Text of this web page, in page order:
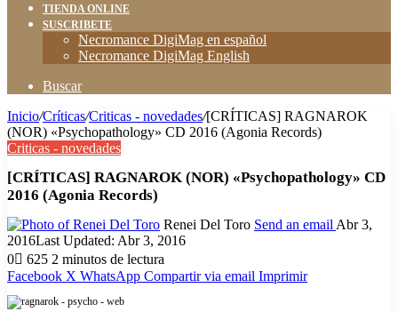
TIENDA ONLINE
SUSCRIBETE
Necromance DigiMag en español
Necromance DigiMag English
Buscar
Inicio/Críticas/Criticas - novedades/[CRÍTICAS] RAGNAROK
(NOR) «Psychopathology» CD 2016 (Agonia Records)
Criticas - novedades
[CRÍTICAS] RAGNAROK (NOR) «Psychopathology» CD
2016 (Agonia Records)
Renei Del Toro Send an email Abr 3,
2016Last Updated: Abr 3, 2016
0
625 2 minutos de lectura
Facebook X WhatsApp Compartir via email Imprimir